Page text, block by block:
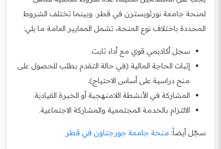
لمنحة جامعة نورثويسترن في قطر. وبينما تختلف الشروط
المحددة باختلاف نوع المنحة، تشمل المعايير العامة ما يلي:
سجل أكاديمي قوي مع أداء ثابت.
إثبات الحاجة المالية (في حالة التقدم بطلب للحصول على
منح دراسية على أساس الاحتياج).
المشاركة في الأنشطة اللامنهجية أو الخبرة القيادية.
الالتزام بالخدمة المجتمعية والمشاركة الاجتماعية.
سجّل أيضاً: منحة جامعة جورجتاون في قطر